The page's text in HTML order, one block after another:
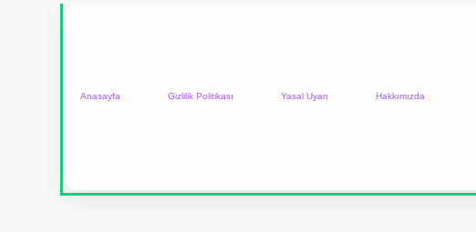
Anasayfa Gizlilik Politikası Yasal Uyarı Hakkımızda